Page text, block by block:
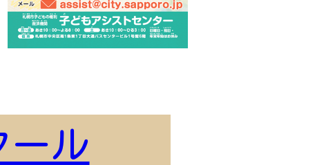
2026/07/10 17:00
2026/07/10 16:42
2026/
ール